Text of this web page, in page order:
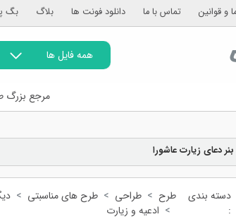
و قوانین تماس با ما دانلود فونت ها بلاگ بگ
همه فایل ها
مرجع بزرگ
دعای زیارت عاشورا
دسته بندی
:
طرح طراحی طرح های مناسبتی
ادعیه و زیارت